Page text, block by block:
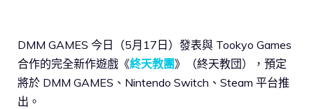
DMM GAMES 今日（5月17日）發表與 Tookyo Games
合作的完全新作遊戲《終天教團》（終天教団），預定
將於 DMM GAMES、Nintendo Switch、Steam 平台推
出。